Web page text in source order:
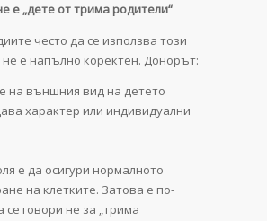
е „дете от трима родители“
често да се използва този
е напълно коректен. Донорът:
на външния вид на детето
характер или индивидуални
е да осигури нормалното
на клетките. Затова е по-
се говори не за „трима